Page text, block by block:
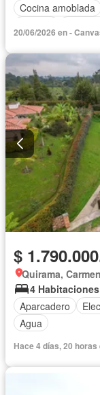
Cocina amoblada
20/06/2026 en -
$
Quirama,
4 Habitaciones
Aparcadero
Agua
Hace 4 días, 20